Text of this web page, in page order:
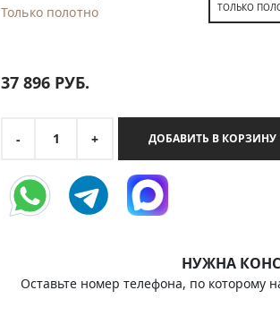
Только полотно ТОЛЬКО
37 896 РУБ.
- 1 + ДОБАВИТЬ В КОРЗИНУ
НУЖНА
Оставьте номер телефона, по которому